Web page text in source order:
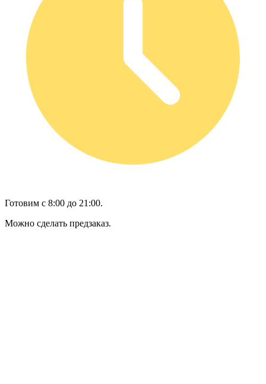
Готовим с 8:00 до 21:00.
Можно сделать предзаказ.